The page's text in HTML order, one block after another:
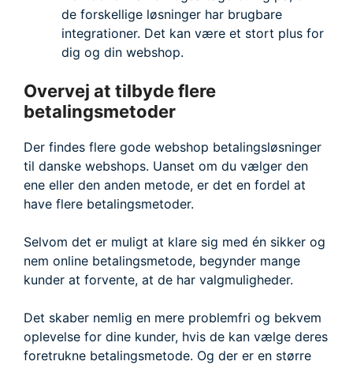
de forskellige løsninger har brugbare
integrationer. Det kan være et stort plus for
dig og din webshop.
Overvej at tilbyde flere
betalingsmetoder
Der findes flere gode webshop betalingsløsninger
til danske webshops. Uanset om du vælger den
ene eller den anden metode, er det en fordel at
have flere betalingsmetoder.
Selvom det er muligt at klare sig med én sikker og
nem online betalingsmetode, begynder mange
kunder at forvente, at de har valgmuligheder.
Det skaber nemlig en mere problemfri og bekvem
oplevelse for dine kunder, hvis de kan vælge deres
foretrukne betalingsmetode. Og der er en større